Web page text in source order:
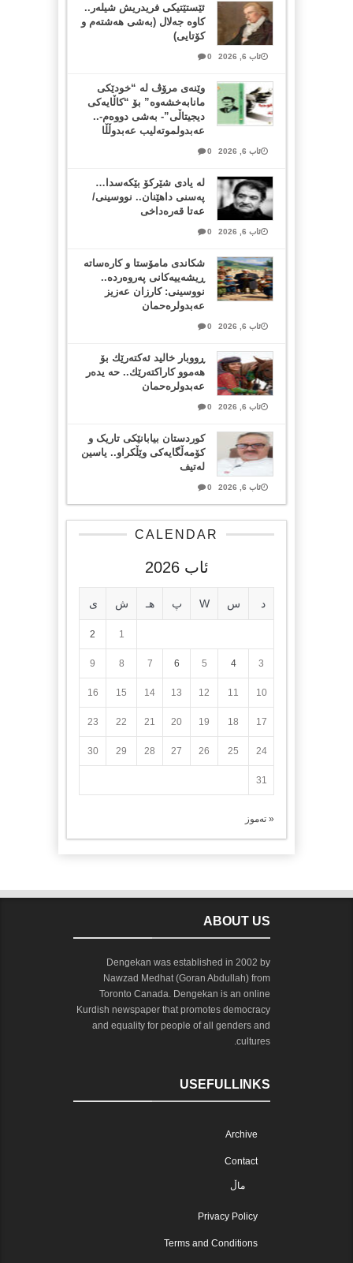
ئێستێتیکی فریدریش شیلەر..
کاوە جەلال (بەشی هەشتەم و
کۆتایی)
ئاب 6, 2026 0
وێنەی مرۆڤ لە “خودێکی
مانابەخشەوە” بۆ “کاڵایەکی
دیجیتاڵی”- بەشی دووەم-..
عەبدولموتەلیب عەبدوڵڵا
ئاب 6, 2026 0
لە یادی شێرکۆ بێکەسدا…
پەسنی داهێنان.. نووسینی/
عەتا قەرەداخی
ئاب 6, 2026 0
شکاندی مامۆستا و کارەساتە
ڕیشەییەکانی پەروەردە..
نووسینی: کارزان عەزیز
عەبدولرەحمان
ئاب 6, 2026 0
ڕووبار خالید ئەكتەرێك بۆ
هەموو كاراكتەرێك.. حه یدەر
عەبدولرەحمان
ئاب 6, 2026 0
کوردستان بیابانێکی تاریک و
کۆمەڵگایەکی وێڵکراو.. یاسین
لەتیف
ئاب 6, 2026 0
CALENDAR
ئاب 2026
د س W پ هـ ش ی
1
2
3
4
5
6
7
8
9
10
11
12
13
14
15
16
17
18
19
20
21
22
23
24
25
26
27
28
29
30
31
« تەموز
ABOUT US
Dengekan was established in 2002 by
Nawzad Medhat (Goran Abdullah) from
Toronto Canada. Dengekan is an online
Kurdish newspaper that promotes democracy
and equality for people of all genders and
cultures.
USEFULLINKS
Archive
Contact
ماڵ
Privacy Policy
Terms and Conditions